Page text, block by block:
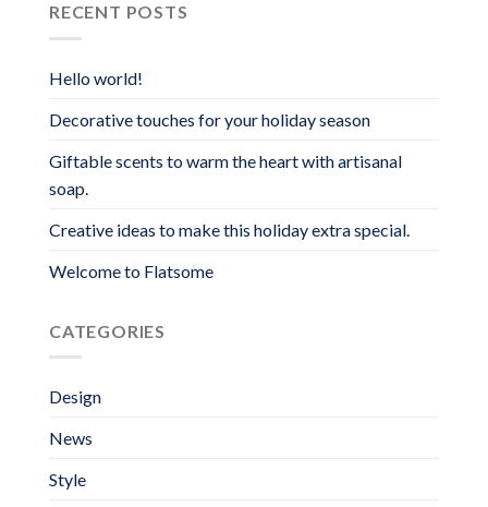
RECENT POSTS
Hello world!
Decorative touches for your holiday season
Giftable scents to warm the heart with artisanal
soap.
Creative ideas to make this holiday extra special.
Welcome to Flatsome
CATEGORIES
Design
News
Style